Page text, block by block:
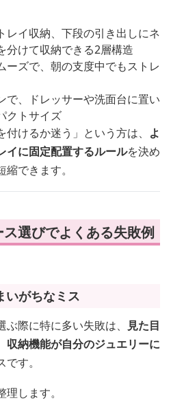
レイ収納、下段の引き出しにネ
分けて収納できる2層構造
ーズで、朝の支度中でもストレ
で、ドレッサーや洗面台に置い
クトサイズ
付けるか迷う」という方は、 よ
イに固定配置するルールを決め
できます。
選びでよくある失敗例
いがちなミス
際に特に多い失敗は、
見た目
収納機能が自分のジュエリーに
す。
します。